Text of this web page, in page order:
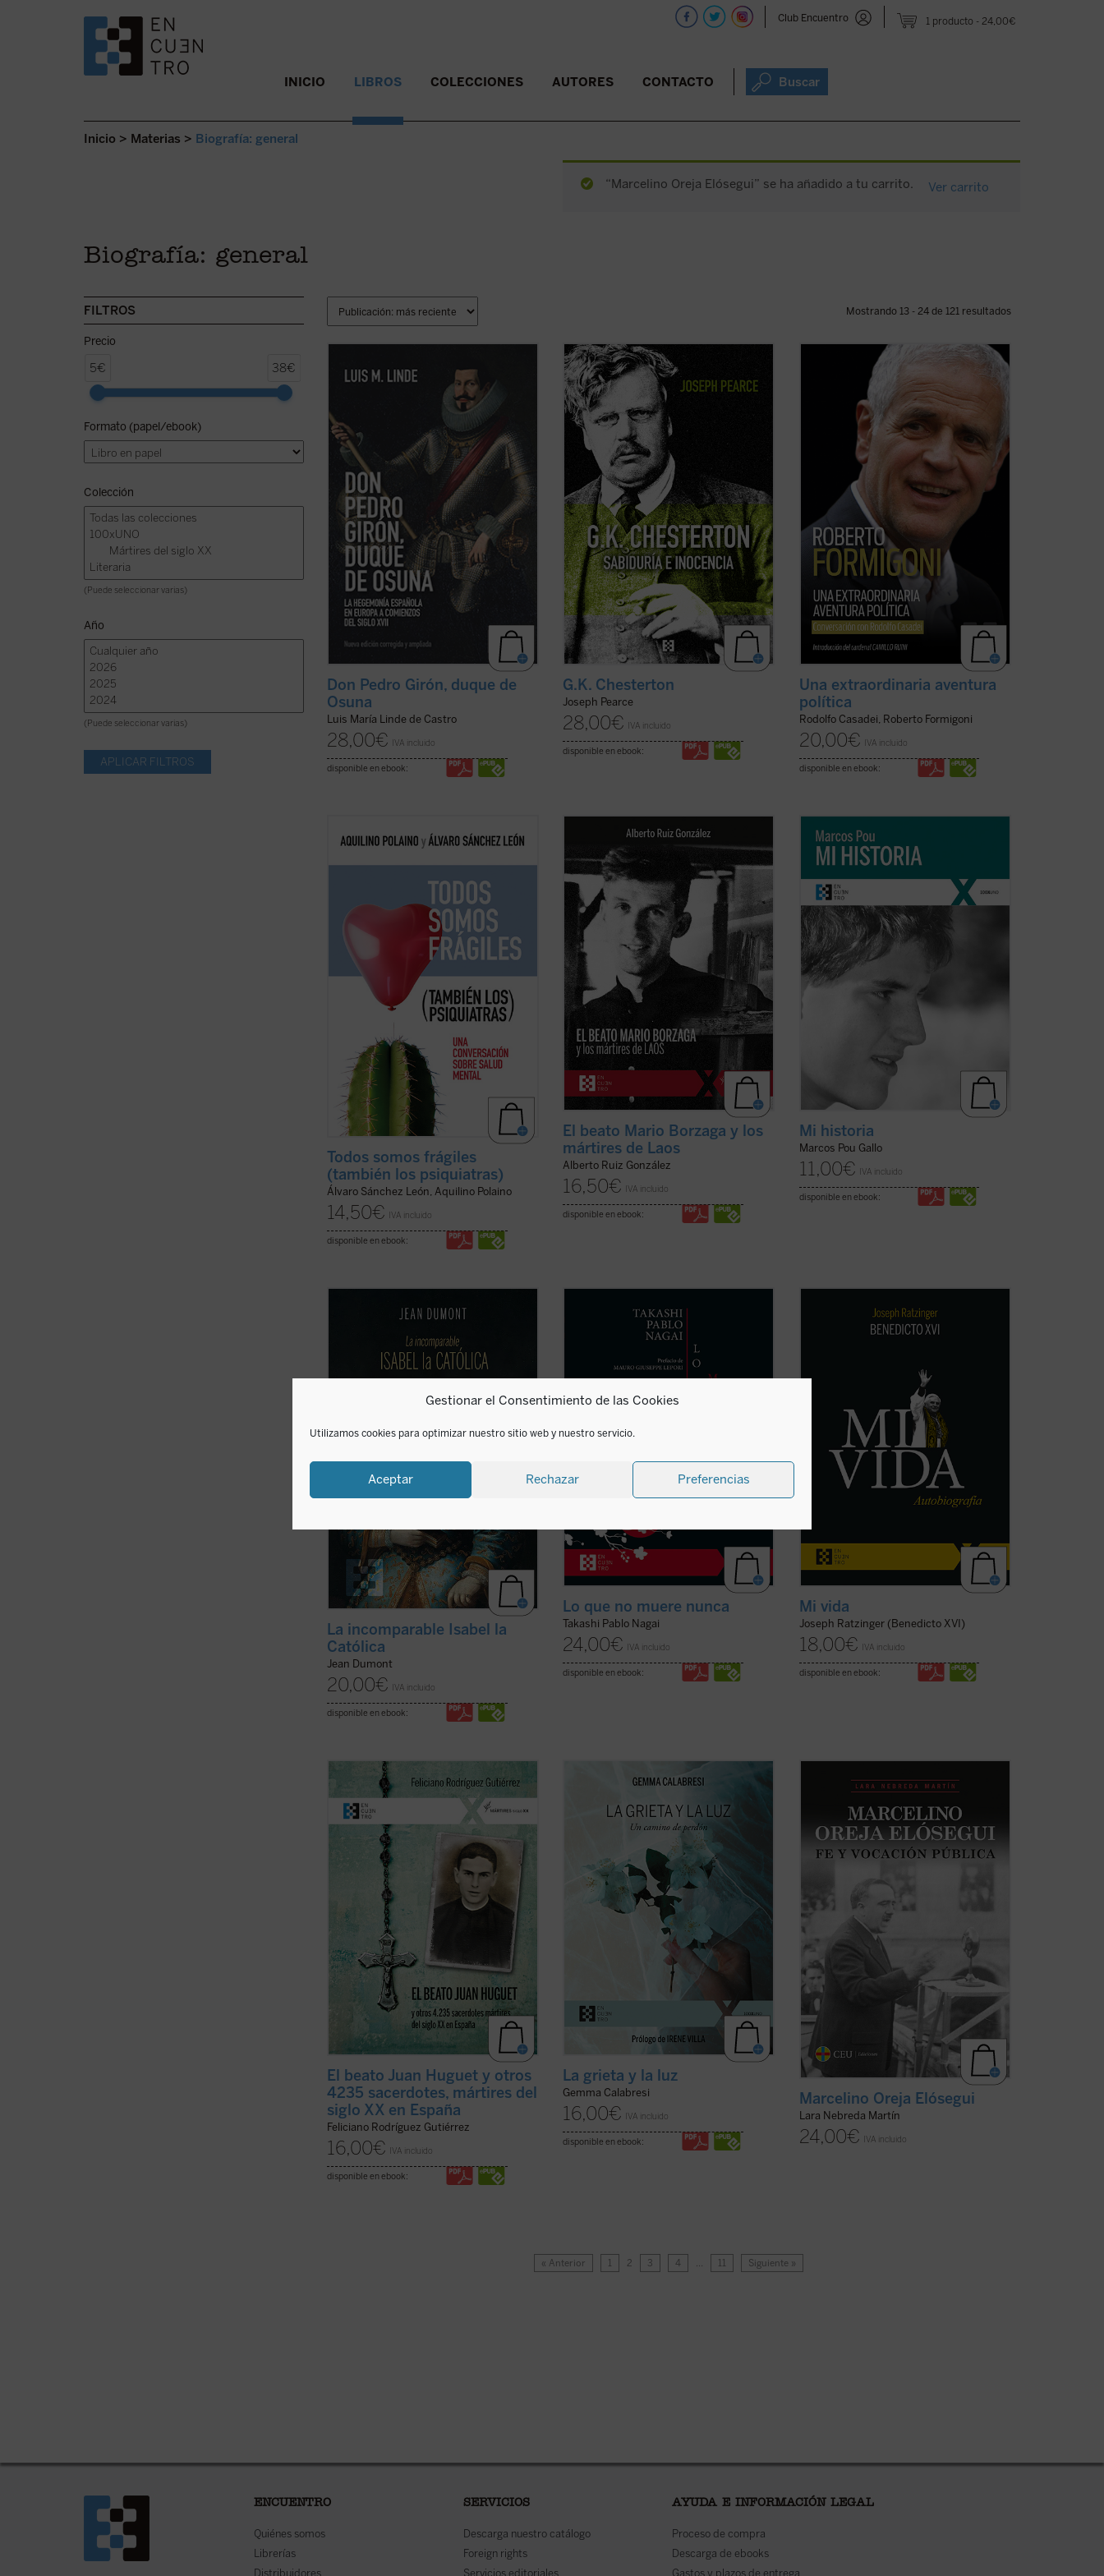
Gestionar el Consentimiento de las Cookies
Utilizamos cookies para optimizar nuestro sitio web y nuestro servicio.
Aceptar Rechazar Preferencias
1 producto 24,00€
Club Encuentro
SALTAR AL CONTENIDO. INICIO LIBROS COLECCIONES AUTORES CONTACTO Buscar
Inicio > Materias > Biografía: general
“Marcelino Oreja Elósegui” se ha añadido a tu carrito. Ver carrito
Biografía: general
FILTROS
Precio
5€ 38€
Formato (papel/ebook)
Colección
(Puede seleccionar varias)
Año
(Puede seleccionar varias)
Mostrando 13 - 24 de 121 resultados
El «Grande Osuna», como le llamó su
amigo y agente, Francisco de Quevedo,
fue un personaje legendario aún en vida
y, con el tiempo, pasó a ser uno de los
más destacados «réprobos» de la
Leyenda Negra. Su biografía, sin las
fantasías y ...(ver ficha)
Don Pedro Girón, duque de
Osuna
Luis María Linde de Castro
28,00€ IVA incluido
disponible en ebook:
Edición 150 aniversario del nacimiento de
Chesterton.
«Pearce consigue que la vida de
Chesterton fluya con pulso de novela (...)
LeerG.K. Chesterton. Sabiduría e
inocenciaes altamente recomendable,
salvo que uno prefiera pasar ...
G.K. Chesterton
Joseph Pearce
28,00€ IVA incluido
disponible en ebook:
Este libro relata sesenta años de historia
de Italia, vividos y vistos a través de los
ojos de un joven político extraordinario
de la región de Lombardía. No es solo la
historia de un individuo, sino también la
historia de un pueblo ...(ver ficha)
Una extraordinaria aventura
política
Rodolfo Casadei, Roberto Formigoni
20,00€ IVA incluido
disponible en ebook:
¿Qué bulle dentro de un psiquiatra que
miles de biografías? Conversar con uno
de su carrera médica justo después de
colgar la bata es sanador. Más de cien
preguntas sobre él y sobre cada uno de
(ver ficha)
Todos somos frágiles
(también los psiquiatras)
Álvaro Sánchez León, Aquilino Polaino
14,50€ IVA incluido
disponible en ebook:
Mario Borzaga, natural de Trento, había
llegado a Laos en 1957, recién ordenado
sacerdote. Fue martirizado poco
después, en 1960, a sus 27 años. Escribió
un precioso diario que da voz a su
vocación de misionero oblato, que
ilumina la ...
(ver ficha)
El beato Mario Borzaga y los
mártires de Laos
Alberto Ruiz González
16,50€ IVA incluido
disponible en ebook:
«Es algo extraño hablar de 'mi historia'
puesto que lo único interesante en ella,
lo único que la salva de ser una historia
aburrida y plana es lo que Cristo ha
hecho en mi vida. Por lo tanto, es más
bien la historia de lo que Cristo ha hecho
... (ver ficha)
Mi historia
Marcos Pou Gallo
11,00€ IVA incluido
disponible en ebook:
A través de un estilo ameno y accesible,
Isabel y nos presenta a una mujer de
gran inteligencia, astucia y
determinación, que supo afrontar los
unidad de España. Una obra ...(ver ficha)
La incomparable Isabel la
Católica
Jean Dumont
20,00€ IVA incluido
disponible en ebook:
Lo que no muere nunca es la
autobiografía de Takashi Nagai, en la que
el autor recorre su vida, desde la infancia
hasta el día de la explosión de la bomba
atómica, captando los numerosos
como la ...(ver ficha)
Lo que no muere nunca
Takashi Pablo Nagai
24,00€ IVA incluido
disponible en ebook:
Al hilo de su historia personal, Ratzinger
repasa los problemas de la Iglesia
lector. La incorporación de un texto a
cargo de Giuliano Vigini que reconstruye
Mi vida
Joseph Ratzinger (Benedicto XVI)
18,00€ IVA incluido
disponible en ebook:
Este es el primer libro sobre los 4.235
sacerdotes y seminaristas mártires del
siglo XX en España. Pequeña, pero
hermosa y precisa herramienta para
conocer una gran historia. Los mártires
del siglo XX son testigos admirables de
la causa del ...
El beato Juan Huguet y otros
4235 sacerdotes, mártires del
siglo XX en España
Feliciano Rodríguez Gutiérrez
16,00€ IVA incluido
disponible en ebook:
Este libro es el relato de un viaje, el que
Calabresi, ha recorrido desde el día del
asesinato de su marido. Con prólogo de
La grieta y la luz es un
testimonio intenso, conmovedor y
sincero ...
(ver ficha)
La grieta y la luz
Gemma Calabresi
16,00€ IVA incluido
disponible en ebook:
«Siempre quise saber más sobre la vida
fue asesinado en Mondragón el 5 de
octubre de 1934 estando mi madre
embarazada de su primer y único hijo; yo
nací el 13 de febrero de 1935.
Marcelino Oreja Elósegui
Lara Nebreda Martín
24,00€ IVA incluido
« Anterior 1 2 3 4 … 11 Siguiente »
ENCUENTRO
Quiénes somos
Librerías
Distribuidores
SERVICIOS
Descarga nuestro catálogo
Foreign rights
Servicios editoriales
AYUDA E INFORMACIÓN LEGAL
Proceso de compra
Descarga de ebooks
Gastos y plazos de entrega